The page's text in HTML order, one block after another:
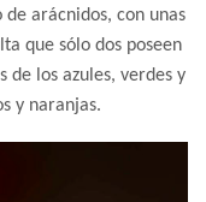
arácnidos, con unas
que sólo dos poseen
de los azules, verdes y
y naranjas.